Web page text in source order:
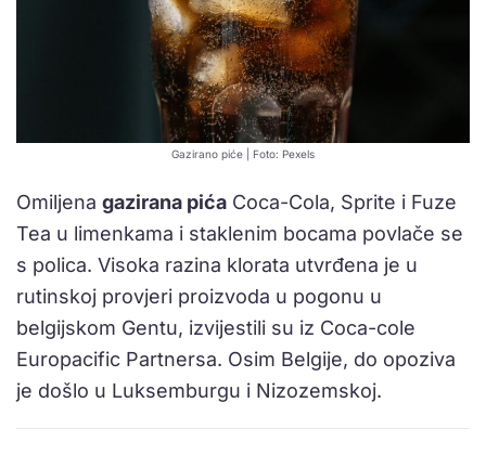
Gazirano piće | Foto: Pexels
Omiljena gazirana pića Coca-Cola, Sprite i Fuze
Tea u limenkama i staklenim bocama povlače se
s polica. Visoka razina klorata utvrđena je u
rutinskoj provjeri proizvoda u pogonu u
belgijskom Gentu, izvijestili su iz Coca-cole
Europacific Partnersa. Osim Belgije, do opoziva
je došlo u Luksemburgu i Nizozemskoj.